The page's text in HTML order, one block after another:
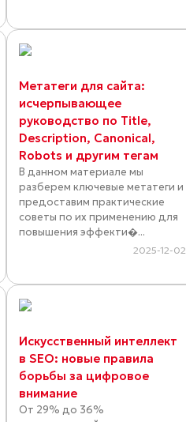
Метатеги для сайта:
исчерпывающее
руководство по Title,
Description, Canonical,
Robots и другим тегам
В данном материале мы
разберем ключевые метатеги и
предоставим практические
советы по их применению для
повышения эффекти�...
2025-12-02
Искусственный интеллект
в SEO: новые правила
борьбы за цифровое
внимание
От 29% до 36%